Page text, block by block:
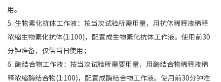
用。
5. 生物素化抗体工作液：按当次试验所需用量，用抗体稀释液稀释
浓缩生物素化抗体(1:100)，配置成生物素化抗体工作液。使用前30
分钟准备，仅供当日使用；
6. 酶结合物工作液：按当次试验所需要用量，用酶结合物稀释液稀
释浓缩酶结合物(1:100)，配置成酶结合物工作液。使用前30分钟准